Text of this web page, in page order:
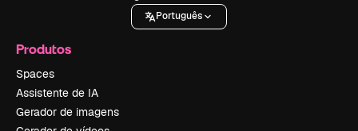
Português
Produtos
Spaces
Assistente de IA
Gerador de imagens